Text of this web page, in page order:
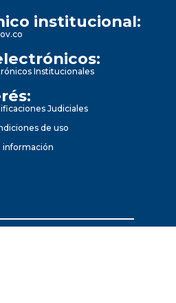
institucional:
Institucionales
Judiciales
de uso
información